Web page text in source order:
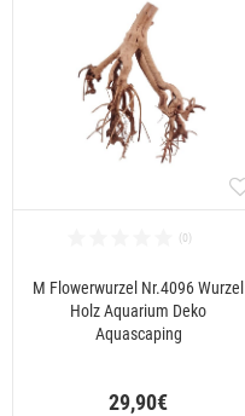
M Flowerwurzel Nr.4096 Wurzel
Holz Aquarium Deko
Aquascaping
29,90€